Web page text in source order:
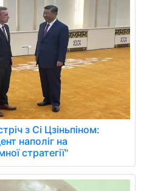
з Сі Цзіньпіном:
наполіг на
стратегії"